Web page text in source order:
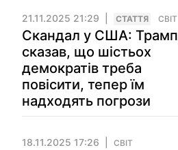
21.11.2025 21:29 СТАТТЯ СВІТ
Скандал у США: Трамп
сказав, що шістьох
демократів треба
повісити, тепер їм
надходять погрози
18.11.2025 17:26 СВІТ